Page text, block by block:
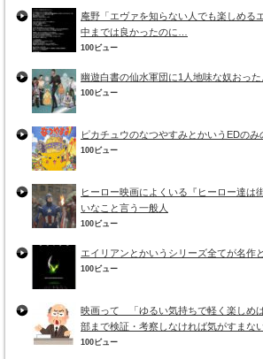
庵野「エヴァを知らない人でも楽しめる
中までは良かったのに…
100ビュー
幽遊白書の仙水軍団に1人地味な奴おった
100ビュー
ピカチュウのなつやすみとかいうEDのみ
100ビュー
ヒーロー映画によくいる『ヒーロー達は
いなこと言う一般人
100ビュー
エイリアンとかいうシリーズ全てが名作
100ビュー
映画って 「ゆるい気持ちで軽く楽し
部まで検証・考察しなければ気がすま
100ビュー